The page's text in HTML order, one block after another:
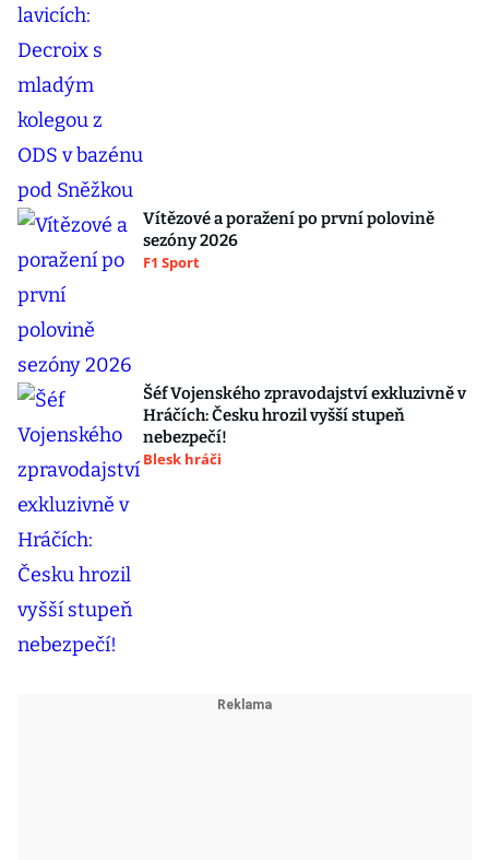
Vítězové a poražení po první polovině
sezóny 2026
F1 Sport
Šéf Vojenského zpravodajství exkluzivně v
Hráčích: Česku hrozil vyšší stupeň
nebezpečí!
Blesk hráči